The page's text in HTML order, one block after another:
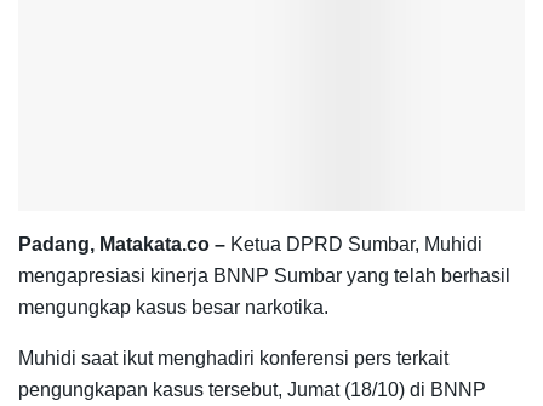
Padang, Matakata.co – Ketua DPRD Sumbar, Muhidi
mengapresiasi kinerja BNNP Sumbar yang telah berhasil
mengungkap kasus besar narkotika.
Muhidi saat ikut menghadiri konferensi pers terkait
pengungkapan kasus tersebut, Jumat (18/10) di BNNP